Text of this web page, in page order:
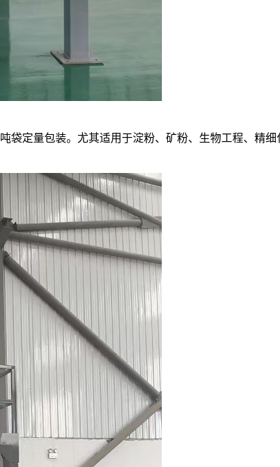
袋定量包装。尤其适用于淀粉、矿粉、生物工程、精